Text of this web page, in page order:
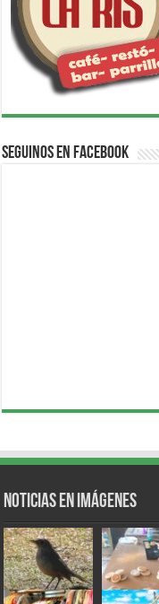
Seguinos en Facebook
Noticias en Imágenes